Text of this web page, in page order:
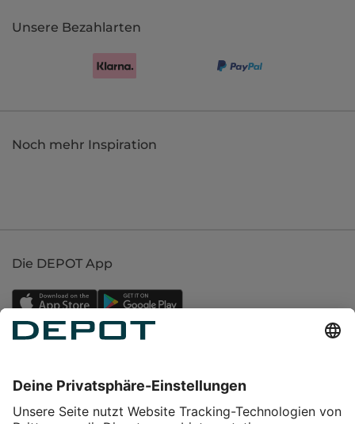
Unsere Bezahlarten
Noch mehr Inspiration
Die DEPOT App
Service